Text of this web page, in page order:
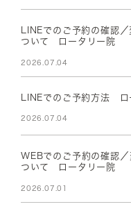
LINEでのご予約の確認
ついて ロータリー院
2026.07.04
LINEでのご予約方法 ロ
2026.07.04
WEBでのご予約の確認
ついて ロータリー院
2026.07.01